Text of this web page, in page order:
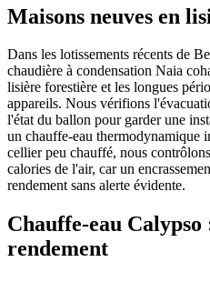
Maisons neuves en
Dans les lotissements récents de
chaudière à condensation Naia
lisière forestière et les longues
appareils. Nous vérifions
l'état du ballon pour garder une
un chauffe-eau thermodynamique
cellier peu chauffé, nous
calories de l'air, car un
rendement sans alerte évidente.
Chauffe-eau
rendement